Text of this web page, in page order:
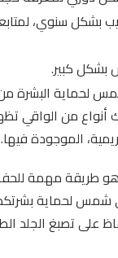
بشكل سنوي،
بشكل كبير.
لحماية البشرة
أنواع من الواقي
الموجودة فيها.
طريقة مهمة
شمس لحماية
على تصبغ الجلد